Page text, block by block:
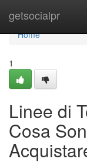
getsocialpr
Home
Home
1
Linee di
Cosa